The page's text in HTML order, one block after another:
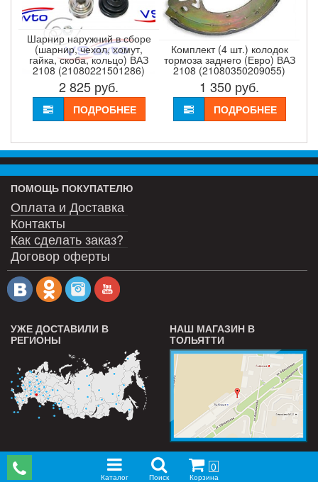
Шарнир наружний в сборе
(шарнир, чехол, хомут,
гайка, скоба, кольцо) ВАЗ
2108 (21080221501286)
2 825 руб.
ПОДРОБНЕЕ
Комплект (4 шт.) колодок
тормоза заднего (Евро) ВАЗ
2108 (21080350209055)
1 350 руб.
ПОДРОБНЕЕ
ПОМОЩЬ ПОКУПАТЕЛЮ
Оплата и Доставка
Контакты
Как сделать заказ?
Договор оферты
УЖЕ ДОСТАВИЛИ В
РЕГИОНЫ
НАШ МАГАЗИН В
ТОЛЬЯТТИ
Каталог Поиск
0
Корзина